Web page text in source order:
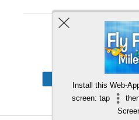
Back
Install this Web-
screen: tap